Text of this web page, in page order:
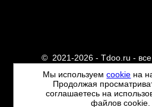
© 2021-2026 - Tdoo.ru -
Данный сайт не является
является
Политика обработки
Мы используемcookie на
Продолжая
соглашаетесь на
файлов cookie.